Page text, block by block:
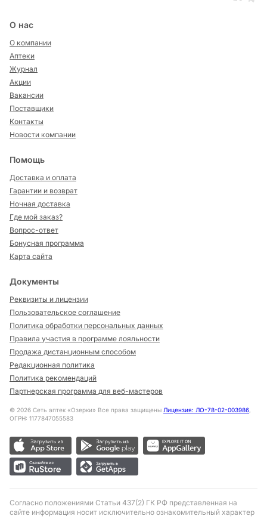
О нас
О компании
Аптеки
Журнал
Акции
Вакансии
Поставщики
Контакты
Новости компании
Помощь
Доставка и оплата
Гарантии и возврат
Ночная доставка
Где мой заказ?
Вопрос-ответ
Бонусная программа
Карта сайта
Документы
Реквизиты и лицензии
Пользовательское соглашение
Политика обработки персональных данных
Правила участия в программе лояльности
Продажа дистанционным способом
Редакционная политика
Политика рекомендаций
Партнерская программа для веб-мастеров
© 2026 Сеть аптек «Озерки» Все права защищены Лицензия: ЛО-78-02-003986,
ОГРН: 1177847055583
Согласно положениями Статьи 437(2) ГК РФ представленная на
сайте информация носит исключительно ознакомительный характер